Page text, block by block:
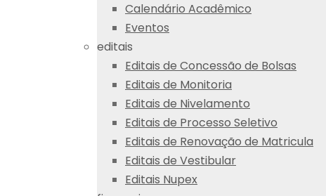
Calendário Acadêmico
Eventos
editais
Editais de Concessão de Bolsas
Editais de Monitoria
Editais de Nivelamento
Editais de Processo Seletivo
Editais de Renovação de Matricula
Editais de Vestibular
Editais Nupex